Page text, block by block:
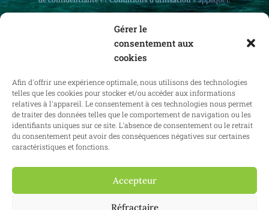
Gérer le
consentement aux
cookies
Afin d'offrir une expérience optimale, nous utilisons des technologies
telles que les cookies pour stocker et/ou accéder aux informations
relatives à l'appareil. Le consentement à ces technologies nous permet
de traiter des données telles que le comportement de navigation ou les
identifiants uniques sur ce site. L'absence de consentement ou le retrait
du consentement peut avoir des conséquences négatives sur certaines
caractéristiques et fonctions.
Accepteur
Réfractaire
Recevez des mises à jour mensuelles sur le
droit immobilier en Belgique et à l'étranger.
2025 Confianz - Tous droits réservés.Conditions générales d'utilisation